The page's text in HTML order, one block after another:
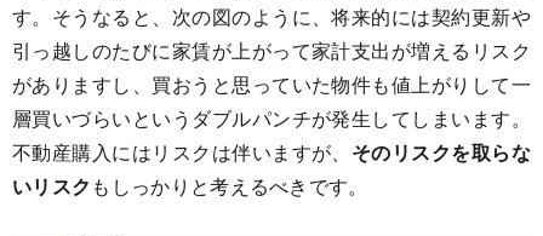
す。そうなると、次の図のように、将来的には契約更新や
引っ越しのたびに家賃が上がって家計支出が増えるリスク
がありますし、買おうと思っていた物件も値上がりして一
層買いづらいというダブルパンチが発生してしまいます。
不動産購入にはリスクは伴いますが、 そのリスクを取らな
いリスク もしっかりと考えるべきです。